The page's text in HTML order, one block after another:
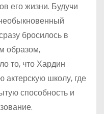
его жизни. Будучи
бросилось в
образом,
то, что Хардин
актерскую школу, где
способность и